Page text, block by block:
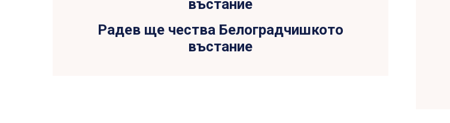
Радев ще чества Белоградчишкото
въстание